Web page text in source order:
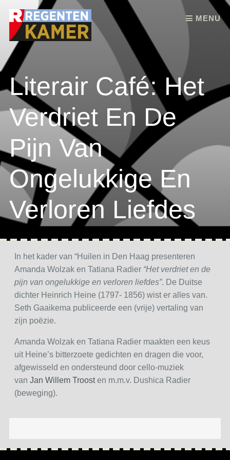
MENU
Skip to content
Literair Café: Het
Verdriet En De
Pijn Van
Ongelukkige En
Verloren Liefdes
In het kader van “Huilen in Den Haag presenteren
Amanda Wolzak en Tatiana Radier “Het verdriet en de
pijn van ongelukkige en verloren liefdes”. De Duitse
dichter Heinrich Heine (1797- 1856) wist er alles van.
Seth Gaaikema publiceerde een (vrije) vertaling van
zijn poëzie.
Amanda Wolzak en Tatiana Radier maakten een keus
uit Heine’s bitterzoete gedichten en dragen die voor,
afgewisseld en ondersteund door cello-muziek
van Jan Willem Troosten m.m.v. Dushica Radier
(beweging).